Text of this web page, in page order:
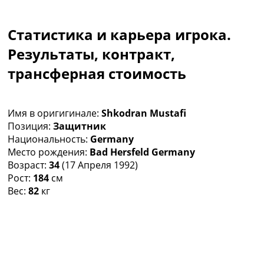
Чемпионат Мира
Украина. Премьер-Лига
Украина. Первая Лига
Лига Чемпионов
Другие Турниры >>>
Таблицы
Таблицы групп Чемпионата Мира
Украина. Премьер-Лига
Украина. Первая Лига
Лига Чемпионов. Таблицы групп
Статистика и карьера игрока.
Результаты, контракт,
трансферная стоимость
Имя в оригигинале: Shkodran Mustafi
Позиция: Защитник
Национальность: Germany
Место рождения: Bad Hersfeld Germany
Возраст: 34(17 Апреля 1992)
Рост: 184 см
Вес: 82 кг